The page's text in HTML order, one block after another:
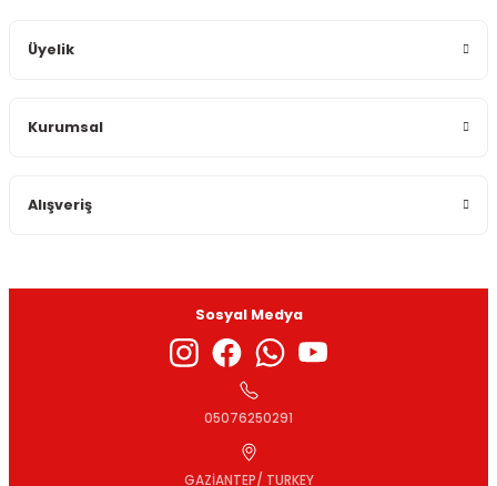
Üyelik
Kurumsal
Alışveriş
Sosyal Medya
05076250291
GAZİANTEP/ TURKEY